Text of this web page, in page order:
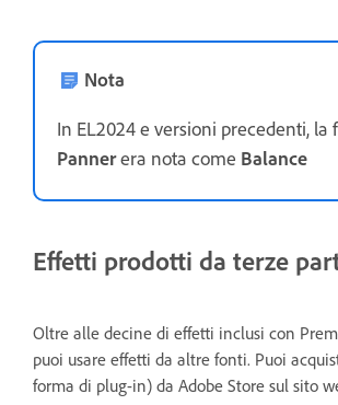
Nota
In EL2024 e versioni precedenti, la
Pannerera nota come Balance
Effetti prodotti da terze
Oltre alle decine di effetti inclusi con
puoi usare effetti da altre fonti. Puoi
forma di plug-in) da Adobe Store sul sito